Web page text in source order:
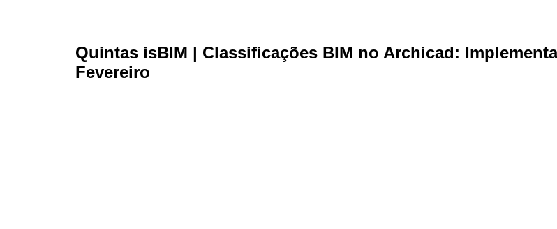
Quintas isBIM | Classificações BIM no Archicad:
Fevereiro